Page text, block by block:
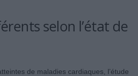
selon l’état de
de maladies cardiaques, l’étude